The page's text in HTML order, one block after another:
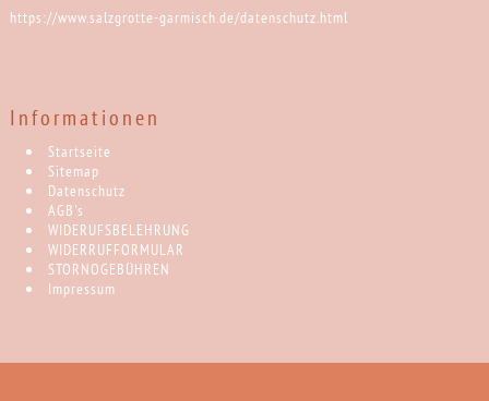
https://www.salzgrotte-garmisch.de/datenschutz.html
Informationen
Startseite
Sitemap
Datenschutz
AGB's
WIDERUFSBELEHRUNG
WIDERRUFFORMULAR
STORNOGEBÜHREN
Impressum